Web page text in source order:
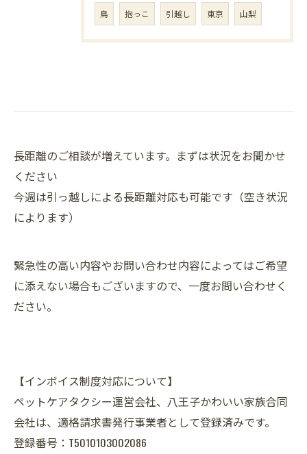
鳥 抱っこ 引越し 東京 山梨
長距離のご相談が増えています。まずは状況をお聞かせ
ください
今週は引っ越しによる長距離対応も可能です（空き状況
によります）
緊急性の高い内容やお問い合わせ内容によってはご希望
に添えない場合もございますので、一度お問い合わせく
ださい。
【インボイス制度対応について】
ペットケアタクシー運営会社、八王子かわいい家族合同
会社は、適格請求書発行事業者として登録済みです。
登録番号：T5010103002086